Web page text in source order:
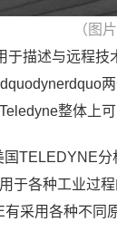
（图
于描述与远程
整体上可
TELEDYNE
于各种工业过
采用各种不同